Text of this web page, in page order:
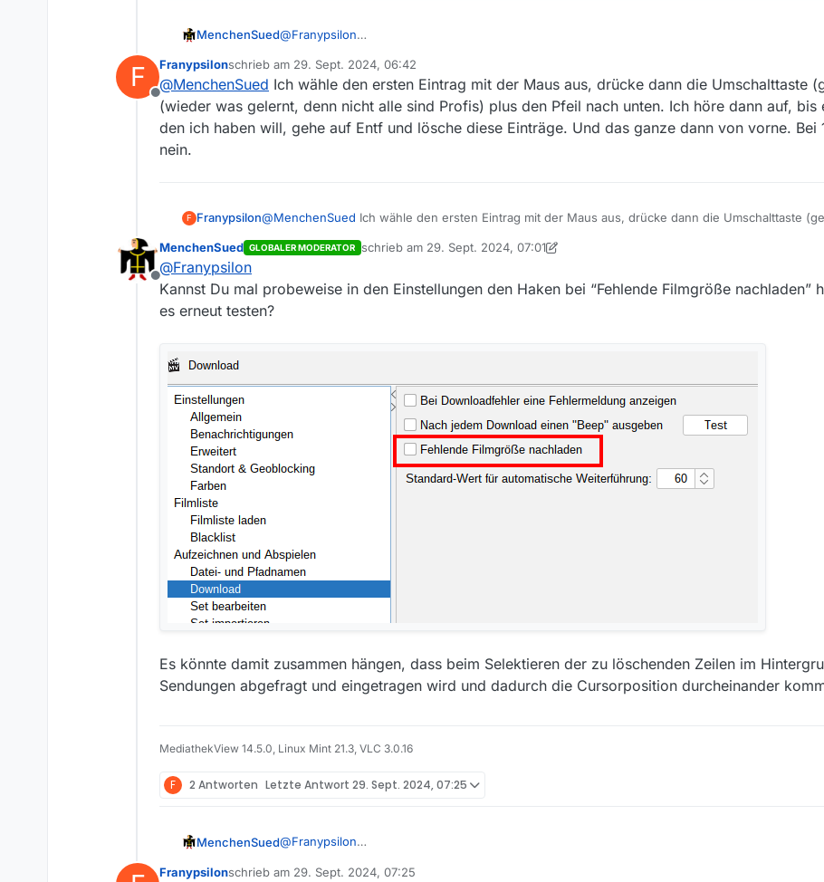
MenchenSued@Franypsilon
Fehlinterpretation.
Nur eine Nachfrage: Wählst Du einen Eintrag aus, bevor Du die Umschalttaste und Pfeil nach
vor der Tastenkombination kein Eintrag selektiert?
F
Offline
Franypsilonschrieb am 29. Sept. 2024, 06:42
zuletzt editiert von
@MenchenSued Ich wähle den ersten Eintrag mit der Maus aus, drücke dann die Umschalttaste
(wieder was gelernt, denn nicht alle sind Profis) plus den Pfeil nach unten. Ich höre dann auf, bis
den ich haben will, gehe auf Entf und lösche diese Einträge. Und das ganze dann von vorne. Bei
nein.
F Franypsilon@MenchenSued Ich wähle den ersten Eintrag mit der Maus aus, drücke dann die Umschalttaste
ich haben will, gehe auf Entf und lösche diese Einträge. Und das ganze dann von vorne. Bei 13.9.
Offline
MenchenSued GLOBALER MODERATOR schrieb am 29. Sept. 2024, 07:01
zuletzt editiert von MenchenSued
@Franypsilon
Kannst Du mal probeweise in den Einstellungen den Haken bei “Fehlende Filmgröße nachladen”
es erneut testen?
Es könnte damit zusammen hängen, dass beim Selektieren der zu löschenden Zeilen im
Sendungen abgefragt und eingetragen wird und dadurch die Cursorposition durcheinander
MediathekView 14.5.0, Linux Mint 21.3, VLC 3.0.16
F 2 Antworten Letzte Antwort 29. Sept. 2024, 07:25
MenchenSued@Franypsilon
und es erneut testen?
Franypsilonschrieb am 29. Sept. 2024, 07:25